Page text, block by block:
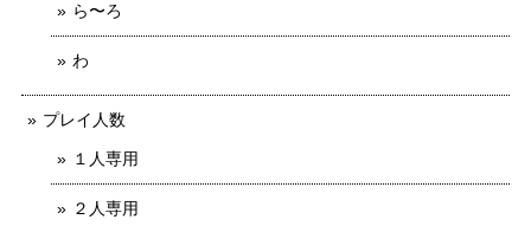
ら〜ろ
わ
プレイ人数
１人専用
２人専用